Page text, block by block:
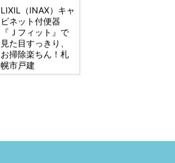
LIXIL（INAX）キャ
ビネット付便器
『Ｊフィット』で
見た目すっきり、
お掃除楽ちん！札
幌市戸建